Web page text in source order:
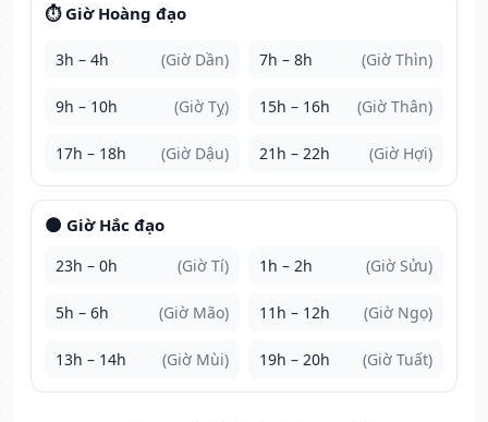
⏱️ Giờ Hoàng đạo
3h – 4h (Giờ Dần) 7h – 8h (Giờ Thìn)
9h – 10h (Giờ Tỵ) 15h – 16h (Giờ Thân)
17h – 18h (Giờ Dậu) 21h – 22h (Giờ Hợi)
🌑 Giờ Hắc đạo
23h – 0h (Giờ Tí) 1h – 2h (Giờ Sửu)
5h – 6h (Giờ Mão) 11h – 12h (Giờ Ngọ)
13h – 14h (Giờ Mùi) 19h – 20h (Giờ Tuất)